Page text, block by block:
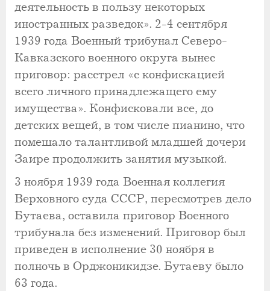
деятельность в пользу некоторых
иностранных разведок». 2-4 сентября
1939 года Военный трибунал Северо-
Кавказского военного округа вынес
приговор: расстрел «с конфискацией
всего личного принадлежащего ему
имущества». Конфисковали все, до
детских вещей, в том числе пианино, что
помешало талантливой младшей дочери
Заире продолжить занятия музыкой.
3 ноября 1939 года Военная коллегия
Верховного суда СССР, пересмотрев дело
Бутаева, оставила приговор Военного
трибунала без изменений. Приговор был
приведен в исполнение 30 ноября в
полночь в Орджоникидзе. Бутаеву было
63 года.